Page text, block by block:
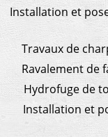
Installation et
Travaux de
Ravalement de
Hydrofuge de
Installation et